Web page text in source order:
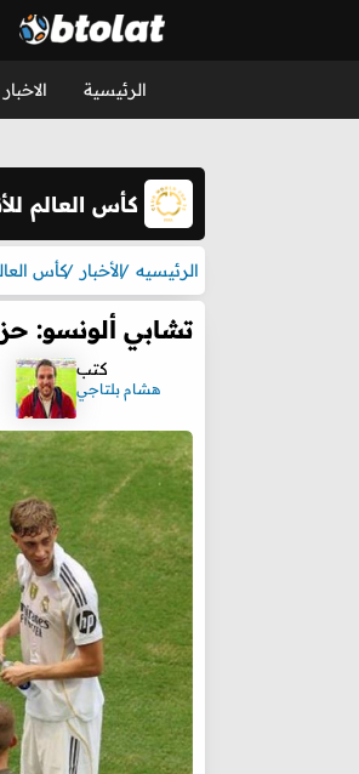
الرئيسية الاخبار
كأس العالم
الرئيسيه الأخبار كأس
تشابي ألونسو:
كتب
هشام بلتاجي